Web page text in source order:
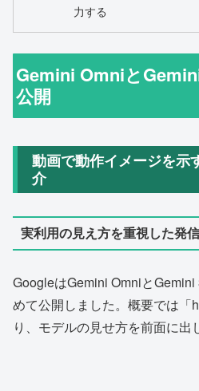
力する
Gemini Omniと
公開
動画で動作イメージを示
介
実利用の見え方を重視した発信
GoogleはGemini Omniと
めて公開しました。概要では「
り、モデルの見せ方を前面に出